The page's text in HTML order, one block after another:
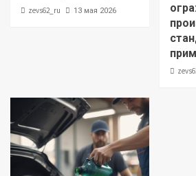
zevs62_ru 13 мая 2026